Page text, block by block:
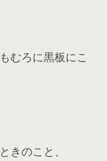
むろに黒板にこ
きのこと、